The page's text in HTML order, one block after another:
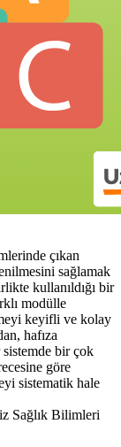
çıkan
sağlamak
kullanıldığı bir
modülle
keyifli ve kolay
hafıza
bir çok
göre
sistematik hale
Sağlık Bilimleri